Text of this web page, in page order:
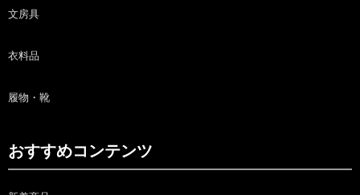
文房具
衣料品
履物・靴
おすすめコンテンツ